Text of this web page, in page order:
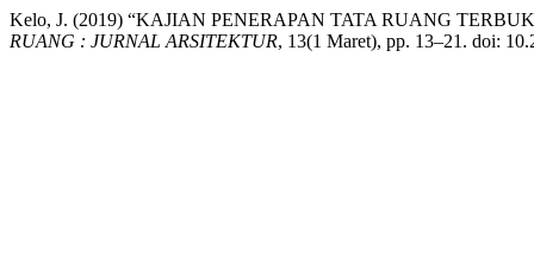
Kelo, J. (2019) “KAJIAN PENERAPAN TATA RUANG
RUANG : JURNAL ARSITEKTUR, 13(1 Maret), pp. 13–21. doi: